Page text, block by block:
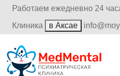
Работаем ежедневно 24
Клиника
в Аксае